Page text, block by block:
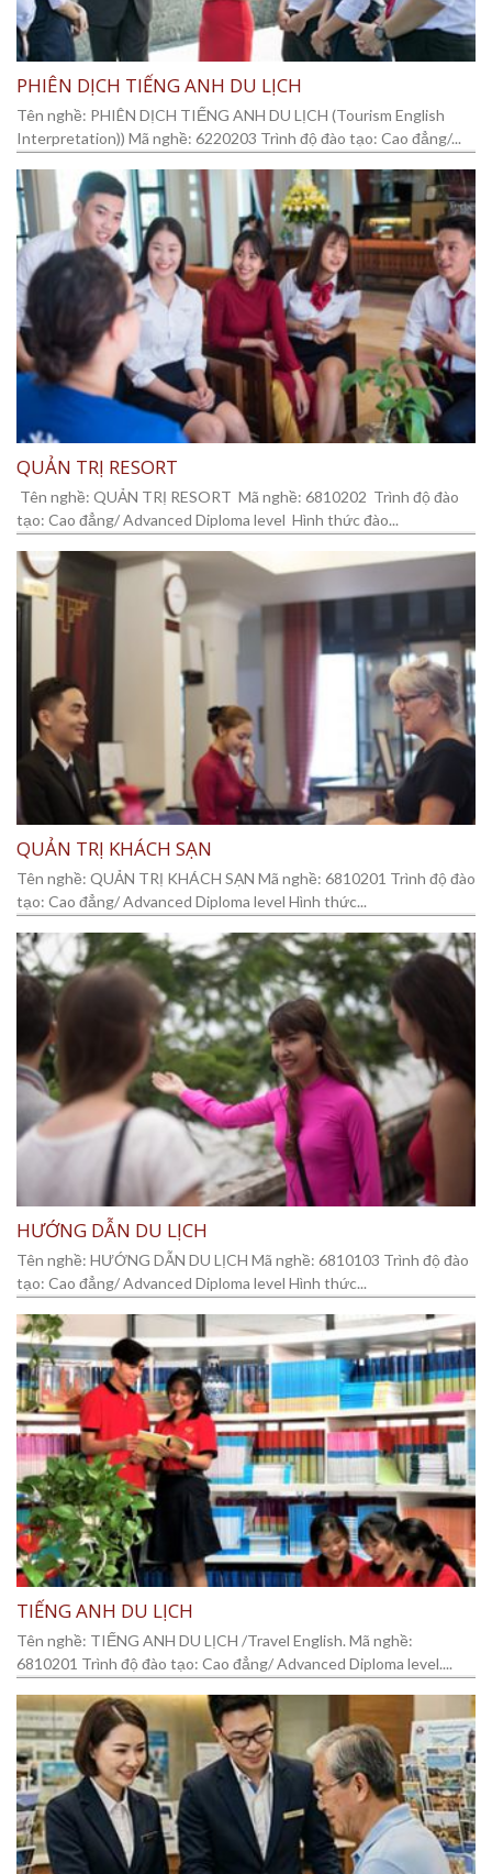
PHIÊN DỊCH TIẾNG ANH DU LỊCH
Tên nghề: PHIÊN DỊCH TIẾNG ANH DU LỊCH (Tourism English
Interpretation)) Mã nghề: 6220203 Trình độ đào tạo: Cao đẳng/...
QUẢN TRỊ RESORT
Tên nghề: QUẢN TRỊ RESORT Mã nghề: 6810202 Trình độ đào
tạo: Cao đẳng/ Advanced Diploma level Hình thức đào...
QUẢN TRỊ KHÁCH SẠN
Tên nghề: QUẢN TRỊ KHÁCH SẠN Mã nghề: 6810201 Trình độ đào
tạo: Cao đẳng/ Advanced Diploma level Hình thức...
HƯỚNG DẪN DU LỊCH
Tên nghề: HƯỚNG DẪN DU LỊCH Mã nghề: 6810103 Trình độ đào
tạo: Cao đẳng/ Advanced Diploma level Hình thức...
TIẾNG ANH DU LỊCH
Tên nghề: TIẾNG ANH DU LỊCH /Travel English. Mã nghề:
6810201 Trình độ đào tạo: Cao đẳng/ Advanced Diploma level....